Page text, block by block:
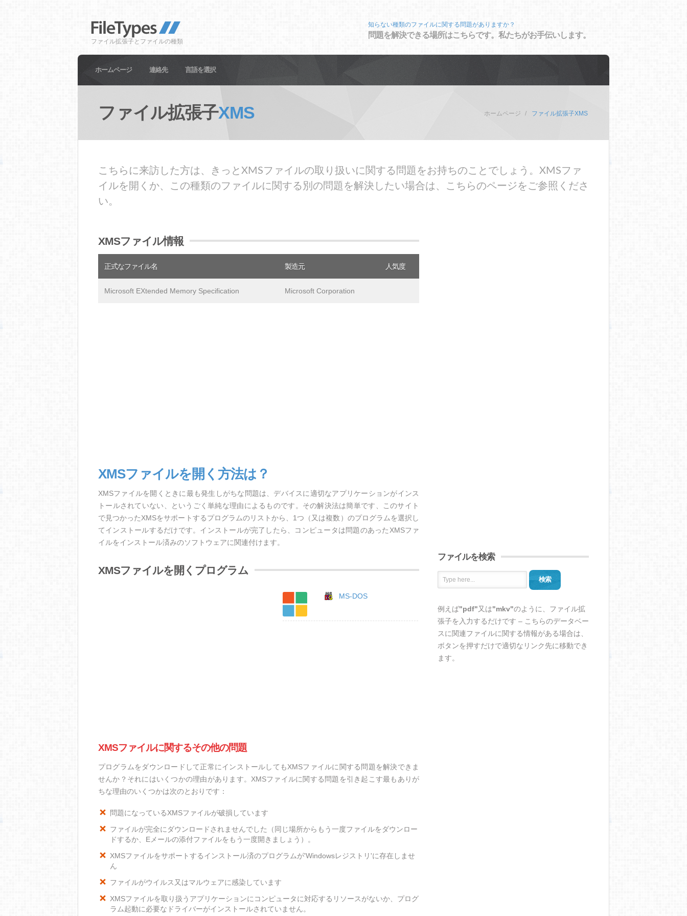
ファイル拡張子とファイルの種類
知らない種類のファイルに関する問題がありますか？
問題を解決できる場所はこちらです。私たちがお手伝いします。
ホームページ 連絡先 言語を選択
ファイル拡張子XMS ホームページ ファイル拡張子XMS
こちらに来訪した方は、きっとXMSファイルの取り扱いに関する問題をお持ちのことでしょう。XMSファ
イルを開くか、この種類のファイルに関する別の問題を解決したい場合は、こちらのページをご参照くださ
い。
XMSファイル情報
正式なファイル名 製造元 人気度
Microsoft EXtended Memory Specification Microsoft Corporation
XMSファイルを開く方法は？
XMSファイルを開くときに最も発生しがちな問題は、デバイスに適切なアプリケーションがインス
トールされていない、というごく単純な理由によるものです。その解決法は簡単です、このサイト
で見つかったXMSをサポートするプログラムのリストから、1つ（又は複数）のプログラムを選択し
てインストールするだけです。インストールが完了したら、コンピュータは問題のあったXMSファ
イルをインストール済みのソフトウェアに関連付けます。
XMSファイルを開くプログラム
MS-DOS
XMSファイルに関するその他の問題
プログラムをダウンロードして正常にインストールしてもXMSファイルに関する問題を解決できま
せんか？それにはいくつかの理由があります。XMSファイルに関する問題を引き起こす最もありが
ちな理由のいくつかは次のとおりです：
問題になっているXMSファイルが破損しています
ファイルが完全にダウンロードされませんでした（同じ場所からもう一度ファイルをダウンロー
ドするか、Eメールの添付ファイルをもう一度開きましょう）。
XMSファイルをサポートするインストール済のプログラムが'Windowsレジストリ'に存在しませ
ん
ファイルがウイルス又はマルウェアに感染しています
XMSファイルを取り扱うアプリケーションにコンピュータに対応するリソースがないか、プログ
ラム起動に必要なドライバーがインストールされていません。
ファイルを検索
検索
例えば"pdf"又は"mkv"のように、ファイル拡
張子を入力するだけです – こちらのデータベー
スに関連ファイルに関する情報がある場合は、
ボタンを押すだけで適切なリンク先に移動でき
ます。